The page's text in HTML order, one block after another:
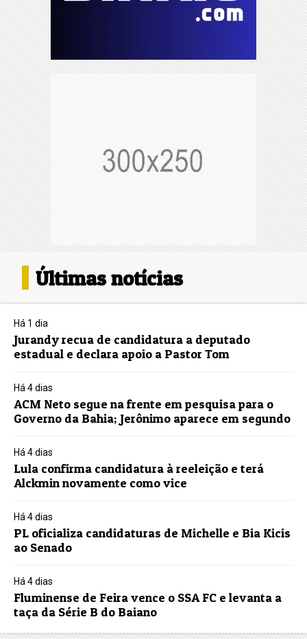
Últimas notícias
Há 1 dia
Jurandy recua de candidatura a deputado
estadual e declara apoio a Pastor Tom
Há 4 dias
ACM Neto segue na frente em pesquisa para o
Governo da Bahia; Jerônimo aparece em segundo
Há 4 dias
Lula confirma candidatura à reeleição e terá
Alckmin novamente como vice
Há 4 dias
PL oficializa candidaturas de Michelle e Bia Kicis
ao Senado
Há 4 dias
Fluminense de Feira vence o SSA FC e levanta a
taça da Série B do Baiano